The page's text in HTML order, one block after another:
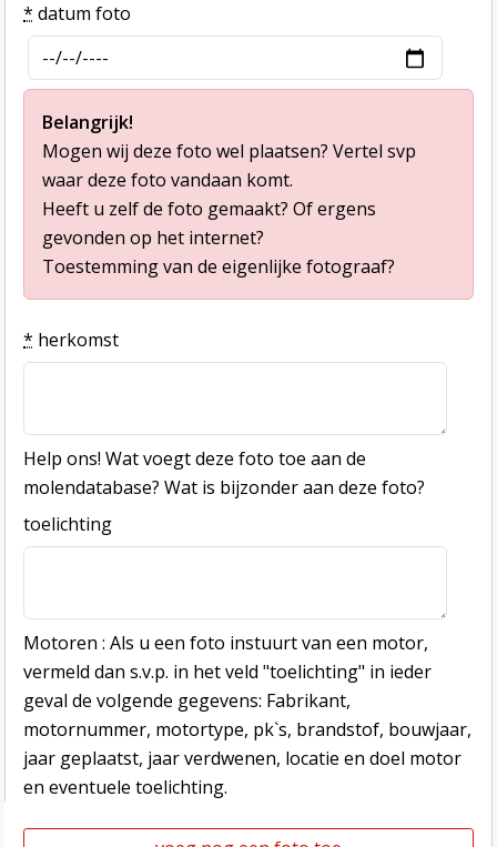
* datum foto
Belangrijk!
Mogen wij deze foto wel plaatsen? Vertel svp
waar deze foto vandaan komt.
Heeft u zelf de foto gemaakt? Of ergens
gevonden op het internet?
Toestemming van de eigenlijke fotograaf?
* herkomst
Help ons! Wat voegt deze foto toe aan de
molendatabase? Wat is bijzonder aan deze foto?
toelichting
Motoren : Als u een foto instuurt van een motor,
vermeld dan s.v.p. in het veld "toelichting" in ieder
geval de volgende gegevens: Fabrikant,
motornummer, motortype, pk`s, brandstof, bouwjaar,
jaar geplaatst, jaar verdwenen, locatie en doel motor
en eventuele toelichting.